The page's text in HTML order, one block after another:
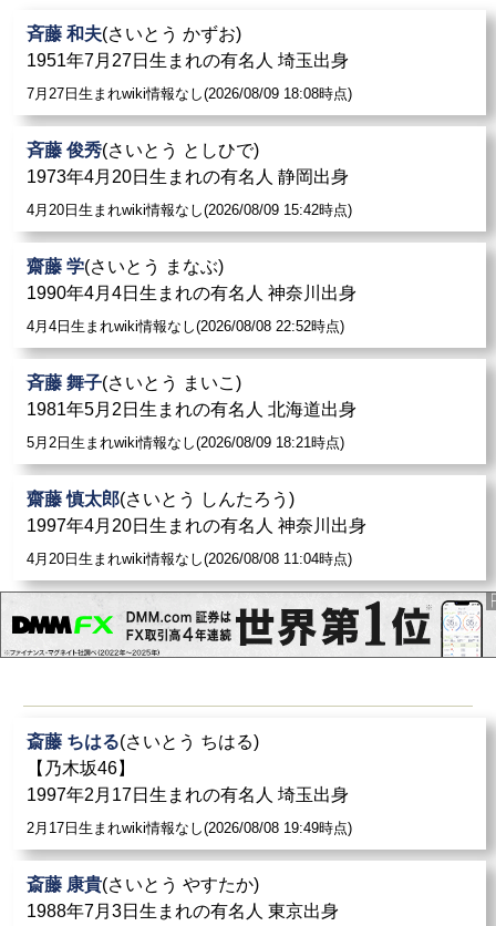
斉藤 和夫(さいとう かずお)
1951年7月27日生まれの有名人 埼玉出身
7月27日生まれwiki情報なし(2026/08/09 18:08時点)
斉藤 俊秀(さいとう としひで)
1973年4月20日生まれの有名人 静岡出身
4月20日生まれwiki情報なし(2026/08/09 15:42時点)
齋藤 学(さいとう まなぶ)
1990年4月4日生まれの有名人 神奈川出身
4月4日生まれwiki情報なし(2026/08/08 22:52時点)
斉藤 舞子(さいとう まいこ)
1981年5月2日生まれの有名人 北海道出身
5月2日生まれwiki情報なし(2026/08/09 18:21時点)
齋藤 慎太郎(さいとう しんたろう)
1997年4月20日生まれの有名人 神奈川出身
4月20日生まれwiki情報なし(2026/08/08 11:04時点)
斎藤 ちはる(さいとう ちはる)
【乃木坂46】
1997年2月17日生まれの有名人 埼玉出身
2月17日生まれwiki情報なし(2026/08/08 19:49時点)
斎藤 康貴(さいとう やすたか)
1988年7月3日生まれの有名人 東京出身